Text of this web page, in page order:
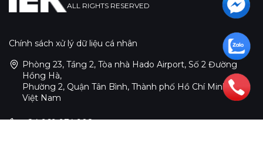
ALL RIGHTS RESERVED
Chính sách xử lý dữ liệu cá nhân
Phòng 23, Tầng 2, Tòa nhà Hado Airport, Số 2 Đường
Hồng Hà,
Phường 2, Quận Tân Bình, Thành phố Hồ Chí Minh,
Việt Nam
+84 969 974 908